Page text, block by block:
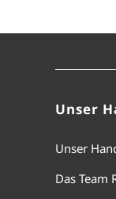
Unser
Unser
Das Team